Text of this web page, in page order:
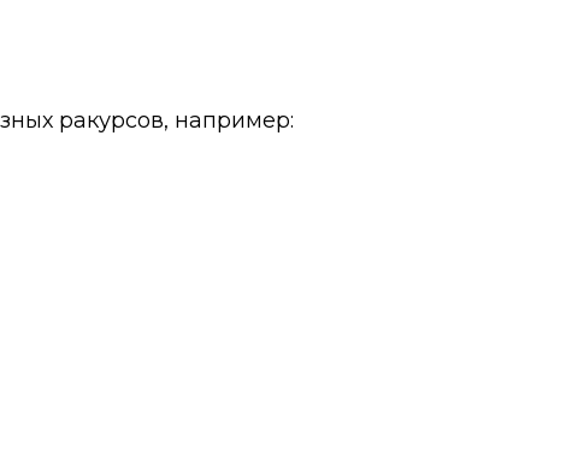
ракурсов, например: